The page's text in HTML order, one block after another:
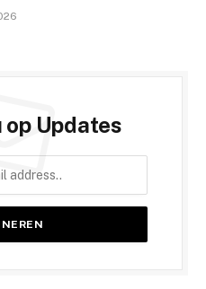
op Updates